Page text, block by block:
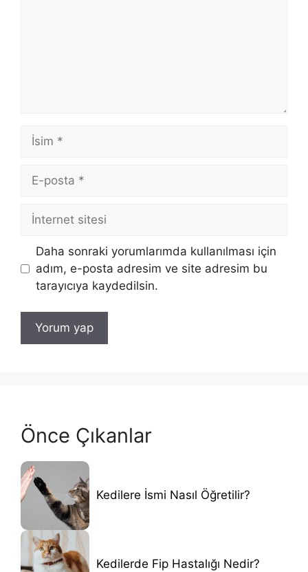
İsim
posta
İnternet
sitesi
Daha sonraki yorumlarımda kullanılması için
adım, e-posta adresim ve site adresim bu
tarayıcıya kaydedilsin.
Önce Çıkanlar
Kedilere İsmi Nasıl Öğretilir?
Kedilerde Fip Hastalığı Nedir?